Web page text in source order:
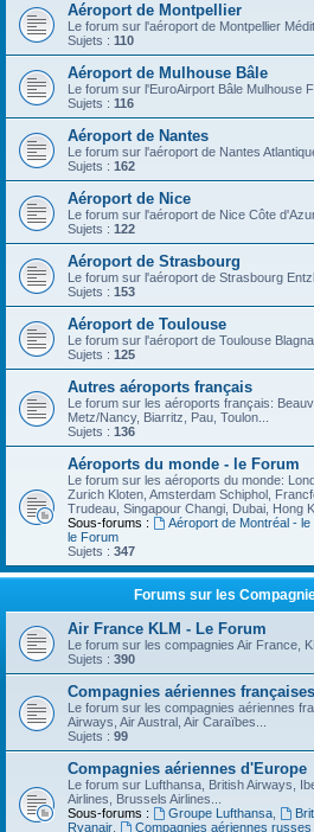
Aéroport de Montpellier
Le forum sur l'aéroport de Montpellier
Sujets : 110
Aéroport de Mulhouse Bâle
Le forum sur l'EuroAirport Bâle Mulhouse
Sujets : 116
Aéroport de Nantes
Le forum sur l'aéroport de Nantes
Sujets : 162
Aéroport de Nice
Le forum sur l'aéroport de Nice Côte
Sujets : 122
Aéroport de Strasbourg
Le forum sur l'aéroport de Strasbourg
Sujets : 153
Aéroport de Toulouse
Le forum sur l'aéroport de Toulouse
Sujets : 125
Autres aéroports français
Le forum sur les aéroports français:
Metz/Nancy, Biarritz, Pau, Toulon...
Sujets : 136
Aéroports du monde - le Forum
Le forum sur les aéroports du monde:
Zurich Kloten, Amsterdam Schiphol,
Trudeau, Singapour Changi, Dubai, Hong
Sous-forums :
Aéroport de Montréal - le
le Forum
Sujets : 347
Forums sur les
Air France KLM - Le Forum
Le forum sur les compagnies Air France,
Sujets : 390
Compagnies aériennes françaises
Le forum sur les compagnies aériennes
Airways, Air Austral, Air Caraïbes...
Sujets : 99
Compagnies aériennes d'Europe
Le forum sur Lufthansa, British Airways,
Airlines, Brussels Airlines...
Sous-forums :
Groupe Lufthansa,
Ryanair
Compagnies aériennes russes